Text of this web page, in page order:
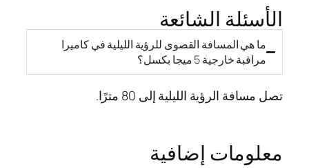
الأسئلة الشائعة
ما هي المسافة القصوى للرؤية الليلية في كاميرا
مراقبة خارجية 5 ميجا بكسل؟
تصل مسافة الرؤية الليلية إلى 80 مترًا.
معلومات إضافية